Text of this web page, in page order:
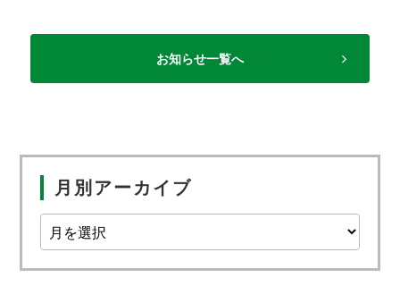
お知らせ一覧へ
月別アーカイブ